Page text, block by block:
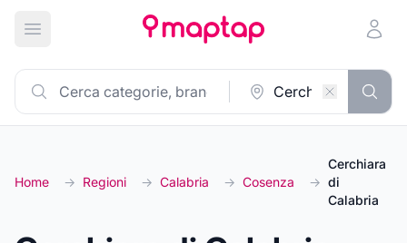
Apri menu principale
Home → Regioni → Calabria → Cosenza →
Cerchiara
di
Calabria